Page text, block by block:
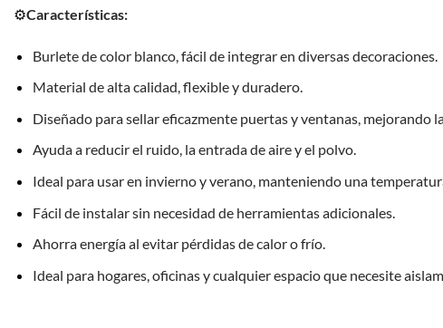
⚙️Características:
Burlete de color blanco, fácil de integrar en diversas decoraciones.
Material de alta calidad, flexible y duradero.
Diseñado para sellar eficazmente puertas y ventanas, mejorando
Ayuda a reducir el ruido, la entrada de aire y el polvo.
Ideal para usar en invierno y verano, manteniendo una
Fácil de instalar sin necesidad de herramientas adicionales.
Ahorra energía al evitar pérdidas de calor o frío.
Ideal para hogares, oficinas y cualquier espacio que necesite